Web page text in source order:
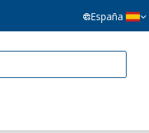
España